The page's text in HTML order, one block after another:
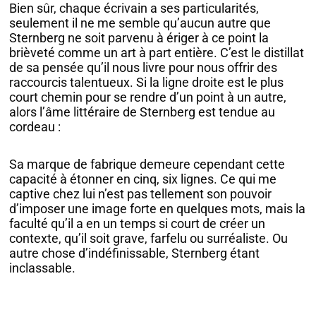
Bien sûr, chaque écrivain a ses particularités,
seulement il ne me semble qu’aucun autre que
Sternberg ne soit parvenu à ériger à ce point la
brièveté comme un art à part entière. C’est le distillat
de sa pensée qu’il nous livre pour nous offrir des
raccourcis talentueux. Si la ligne droite est le plus
court chemin pour se rendre d’un point à un autre,
alors l’âme littéraire de Sternberg est tendue au
cordeau :
Sa marque de fabrique demeure cependant cette
capacité à étonner en cinq, six lignes. Ce qui me
captive chez lui n’est pas tellement son pouvoir
d’imposer une image forte en quelques mots, mais la
faculté qu’il a en un temps si court de créer un
contexte, qu’il soit grave, farfelu ou surréaliste. Ou
autre chose d’indéfinissable, Sternberg étant
inclassable.